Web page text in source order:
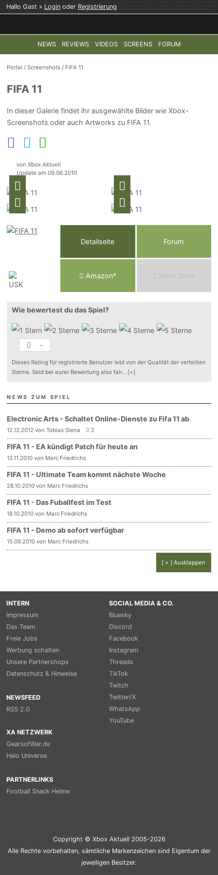
Hallo Gast »LoginoderRegistrierung
NEWS REVIEWS VIDEOS SCREENS FORUM
TOP-THEMEN: COD: MODERN WARFARE 4 HALO:
Portal /Screenshots / FIFA 11
FIFA 11
In dieser Galerie findet ihr ausgewählte Bilder wie Xbox-
Screenshots oder auch Artworks zu FIFA 11.
von Xbox Aktuell
Update am 09.06.2010
Detailseite Forum
Amazon* Xbox Store
Wie bewertest du das Spiel?
-
Dieses Rating für registrierte Benutzer lebt von der Qualität der verteilten
Sterne. Seid bei eurer Bewertung also fair... [+]
NEWS ZUM SPIEL
Electronic Arts - Schaltet Online-Dienste zu Fifa 11 ab
12.12.2012 von Tobias Siena 2
FIFA 11 - EA kündigt Patch für heute an
12.11.2010 von Marc Friedrichs
FIFA 11 - Ultimate Team kommt nächste Woche
28.10.2010 von Marc Friedrichs
FIFA 11 - Das Fuballfest im Test
18.10.2010 von Marc Friedrichs
FIFA 11 - Demo ab sofort verfügbar
15.09.2010 von Marc Friedrichs
[ + ] Ausklappen
INTERN
Impressum
Das Team
Freie Jobs
Werbung schalten
Unsere Partnershops
Datenschutz & Hinweise
NEWSFEED
RSS 2.0
SOCIAL MEDIA & CO.
Bluesky
Discord
Facebook
Instagram
Threads
TikTok
Twitch
Twitter/X
WhatsApp
YouTube
XA NETZWERK
GearsofWar.de
Halo Universe
PARTNERLINKS
Football Snack Helme
Copyright © Xbox Aktuell 2005-2026
Alle Rechte vorbehalten, sämtliche Markenzeichen sind Eigentum der
jeweiligen Besitzer.